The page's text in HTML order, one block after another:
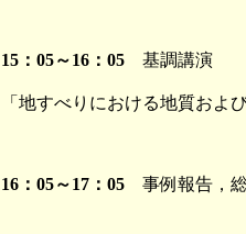
15：05～16：05基調講演
「地すべりにおける地質およ
16：05～17：05事例報告，